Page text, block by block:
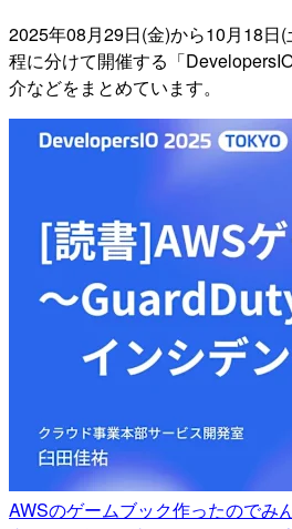
2025年08月29日(金)から10月18日
程に分けて開催する「
介などをまとめています。
AWSのゲームブック作ったのでみ